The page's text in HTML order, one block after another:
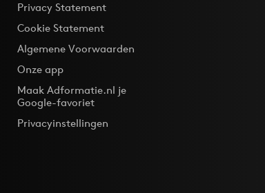
Privacy Statement
Cookie Statement
Algemene Voorwaarden
Onze app
Maak Adformatie.nl je
Google-favoriet
Privacyinstellingen